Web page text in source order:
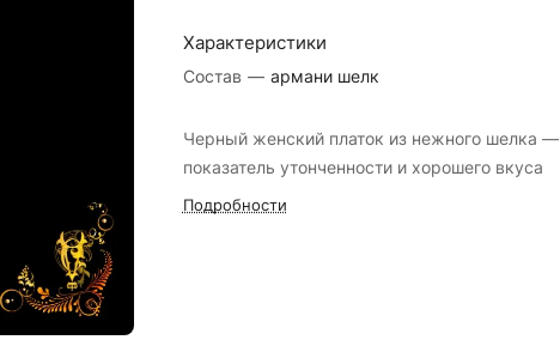
Характеристики
Состав — армани шелк
Черный женский платок из нежного шелка —
показатель утонченности и хорошего вкуса
Подробности